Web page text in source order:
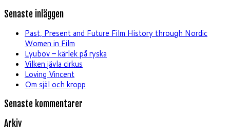
Senaste inläggen
Past, Present and Future Film History through Nordic
Women in Film
Lyubov – kärlek på ryska
Vilken jävla cirkus
Loving Vincent
Om själ och kropp
Senaste kommentarer
Arkiv